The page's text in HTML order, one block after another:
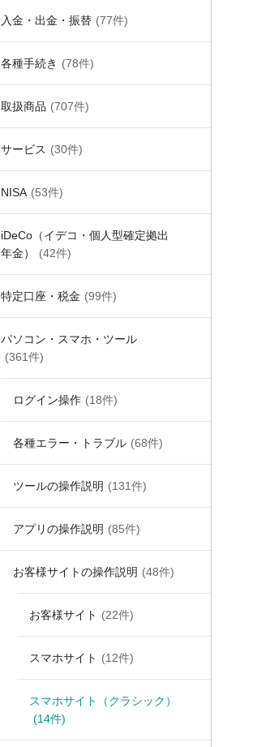
入金・出金・振替 (77件)
各種手続き (78件)
取扱商品 (707件)
サービス (30件)
NISA (53件)
iDeCo（イデコ・個人型確定拠出
年金）
(42件)
特定口座・税金 (99件)
パソコン・スマホ・ツール
(361件)
ログイン操作 (18件)
各種エラー・トラブル (68件)
ツールの操作説明 (131件)
アプリの操作説明 (85件)
お客様サイトの操作説明 (48件)
お客様サイト (22件)
スマホサイト (12件)
スマホサイト（クラシック）
(14件)